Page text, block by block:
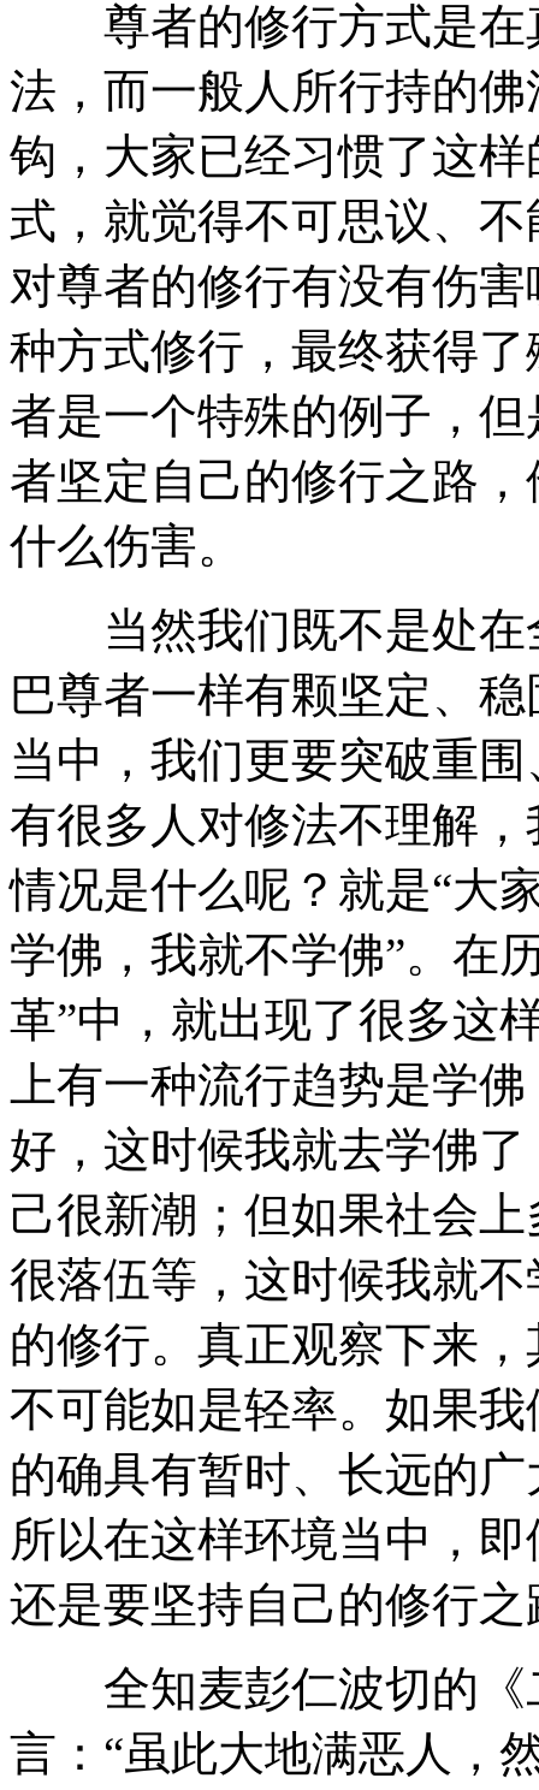
尊者的修行方式是在
法，而一般人所行持的
钩，大家已经习惯了这
式，就觉得不可思议、
对尊者的修行有没有伤
种方式修行，最终获得
者是一个特殊的例子，
者坚定自己的修行之路
什么伤害。
当然我们既不是处在
巴尊者一样有颗坚定、
当中，我们更要突破重
有很多人对修法不理解
情况是什么呢？就是“大
学佛，我就不学佛”。在
革”中，就出现了很多这
上有一种流行趋势是学
好，这时候我就去学佛
己很新潮；但如果社会
很落伍等，这时候我就
的修行。真正观察下来
不可能如是轻率。如果
的确具有暂时、长远的
所以在这样环境当中，
还是要坚持自己的修行之
全知麦彭仁波切的《
言：“虽此大地满恶人，